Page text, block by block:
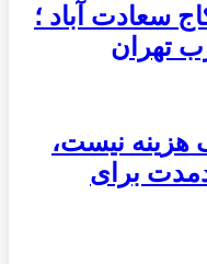
سعادت آباد ؛
تهران
هزینه نیست،
برای